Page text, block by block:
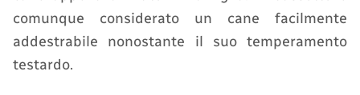
comunque considerato un cane facilmente
addestrabile nonostante il suo temperamento
testardo.